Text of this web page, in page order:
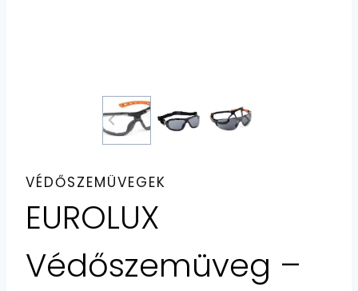
VÉDŐSZEMÜVEGEK
EUROLUX
Védőszemüveg –